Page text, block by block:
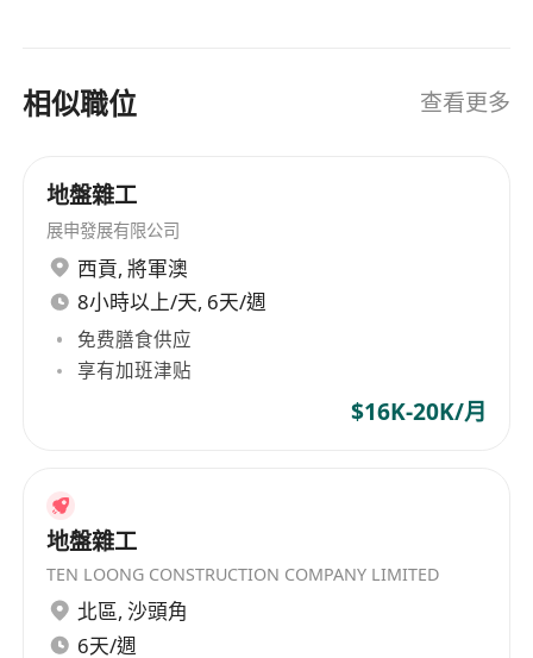
相似職位 查看更多
地盤雜工
展申發展有限公司
西貢, 將軍澳
8小時以上/天, 6天/週
免费膳食供应
享有加班津贴
$16K-20K/月
地盤雜工
TEN LOONG CONSTRUCTION COMPANY LIMITED
北區, 沙頭角
6天/週